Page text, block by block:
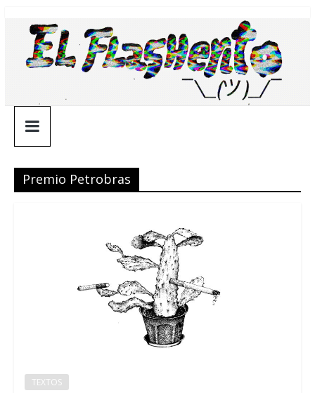
contenido
¯\_(ツ)_/
¯
Premio Petrobras
TEXTOS